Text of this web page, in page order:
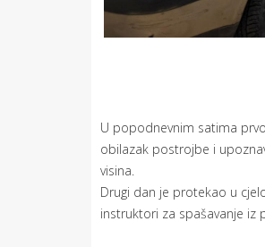
U popodnevnim satima
obilazak postrojbe i
visina.
Drugi dan je protekao u
instruktori za spašavanje iz